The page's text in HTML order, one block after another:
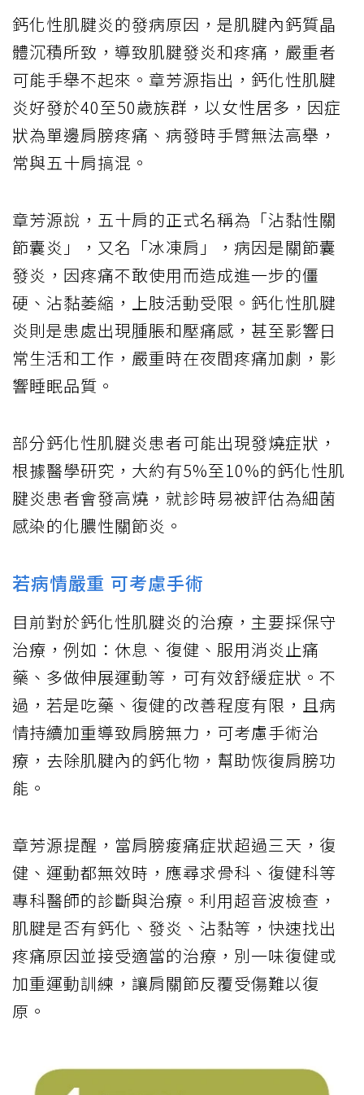
鈣化性肌腱炎的發病原因，是肌腱內鈣質晶
體沉積所致，導致肌腱發炎和疼痛，嚴重者
可能手舉不起來。章芳源指出，鈣化性肌腱
炎好發於40至50歲族群，以女性居多，因症
狀為單邊肩膀疼痛、病發時手臂無法高舉，
常與五十肩搞混。
章芳源說，五十肩的正式名稱為「沾黏性關
節囊炎」，又名「冰凍肩」，病因是關節囊
發炎，因疼痛不敢使用而造成進一步的僵
硬、沾黏萎縮，上肢活動受限。鈣化性肌腱
炎則是患處出現腫脹和壓痛感，甚至影響日
常生活和工作，嚴重時在夜間疼痛加劇，影
響睡眠品質。
部分鈣化性肌腱炎患者可能出現發燒症狀，
根據醫學研究，大約有5%至10%的鈣化性肌
腱炎患者會發高燒，就診時易被評估為細菌
感染的化膿性關節炎。
若病情嚴重 可考慮手術
目前對於鈣化性肌腱炎的治療，主要採保守
治療，例如：休息、復健、服用消炎止痛
藥、多做伸展運動等，可有效舒緩症狀。不
過，若是吃藥、復健的改善程度有限，且病
情持續加重導致肩膀無力，可考慮手術治
療，去除肌腱內的鈣化物，幫助恢復肩膀功
能。
章芳源提醒，當肩膀痠痛症狀超過三天，復
健、運動都無效時，應尋求骨科、復健科等
專科醫師的診斷與治療。利用超音波檢查，
肌腱是否有鈣化、發炎、沾黏等，快速找出
疼痛原因並接受適當的治療，別一味復健或
加重運動訓練，讓肩關節反覆受傷難以復
原。